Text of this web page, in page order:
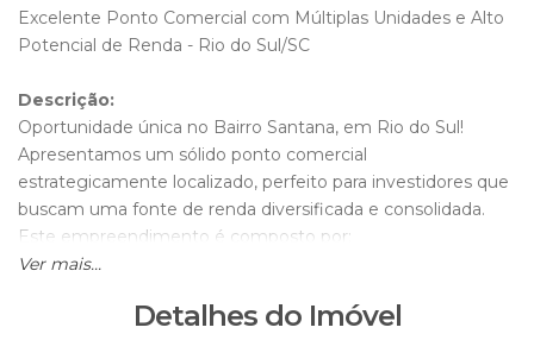
Excelente Ponto Comercial com Múltiplas Unidades e Alto
Potencial de Renda - Rio do Sul/SC
Descrição:
Oportunidade única no Bairro Santana, em Rio do Sul!
Apresentamos um sólido ponto comercial
estrategicamente localizado, perfeito para investidores que
buscam uma fonte de renda diversificada e consolidada.
Este empreendimento é composto por:
1 Apartamento Espaçoso:
2 Salas Comerciais:Ambientes versáteis para
Ver mais...
Detalhes do Imóvel